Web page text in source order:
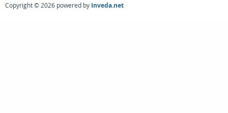
Copyright © 2026 powered by Inveda.net